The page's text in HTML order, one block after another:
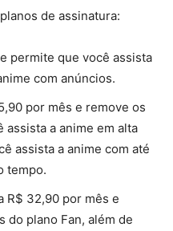
de assinatura:
permite que você assista
com anúncios.
por mês e remove os
a anime em alta
assista a anime com até
tempo.
R$ 32,90 por mês e
do plano Fan, além de